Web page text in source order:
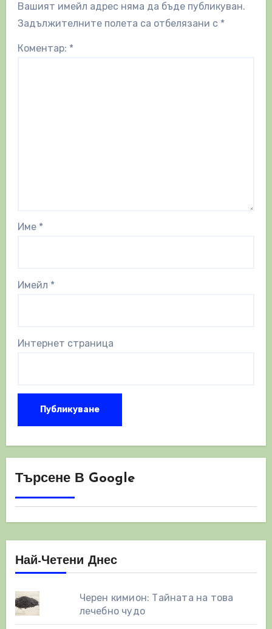
Вашият имейл адрес няма да бъде публикуван.
Задължителните полета са отбелязани с *
Коментар: *
Име *
Имейл *
Интернет страница
Търсене В Google
Най-Четени Днес
Черен кимион: Тайната на това
лечебно чудо